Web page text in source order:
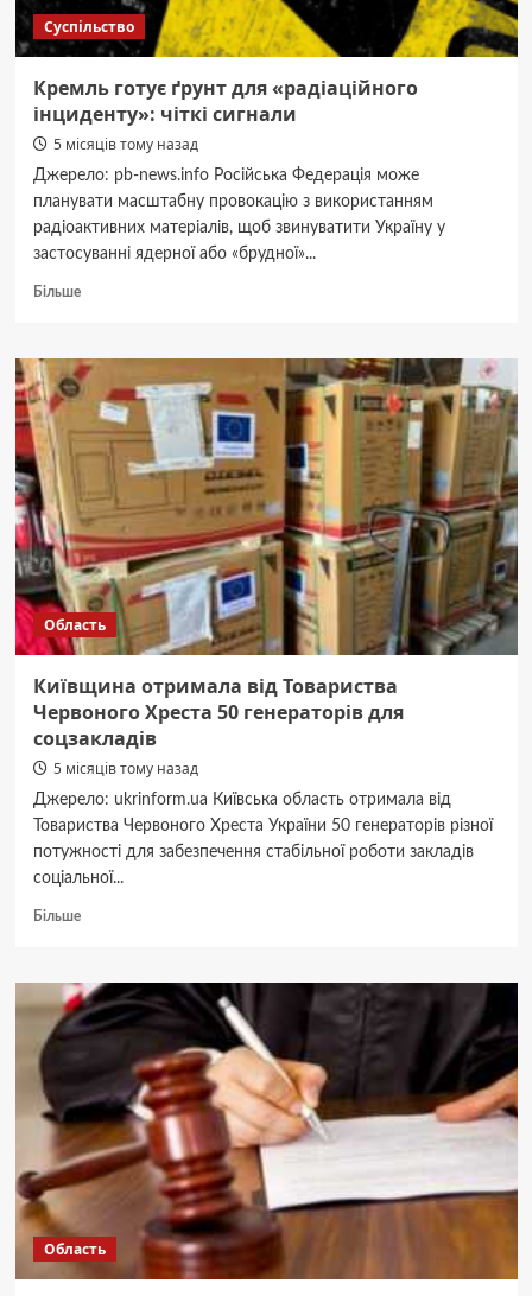
Суспільство
Кремль готує ґрунт для «радіаційного
інциденту»: чіткі сигнали
5 місяців тому назад
Джерело: pb-news.info Російська Федерація може
планувати масштабну провокацію з використанням
радіоактивних матеріалів, щоб звинуватити Україну у
застосуванні ядерної або «брудної»...
БільшеДокладніше
готує
ґрунт
для
«радіаційного
інциденту»:
сигнали
Область
Київщина отримала від Товариства
Червоного Хреста 50 генераторів для
соцзакладів
5 місяців тому назад
Джерело: ukrinform.ua Київська область отримала від
Товариства Червоного Хреста України 50 генераторів різної
потужності для забезпечення стабільної роботи закладів
соціальної...
БільшеДокладніше
отримала
від
Товариства
генераторів
для
соцзакладів
Область